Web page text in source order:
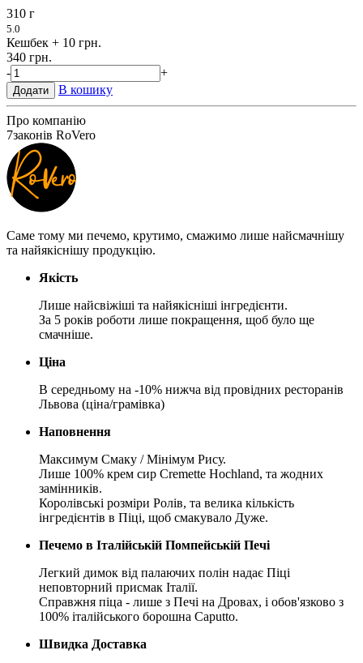
310 г
5.0
Кешбек + 10 грн.
340 грн.
-
+
Додати В кошику
Про компанію
7законів RoVero
Саме тому ми печемо, крутимо, смажимо лише найсмачнішу
та найякіснішу продукцію.
Якість
Лише найсвіжіші та найякісніші інгредієнти.
За 5 років роботи лише покращення, щоб було ще
смачніше.
Ціна
В середньому на -10% нижча від провідних ресторанів
Львова (ціна/грамівка)
Наповнення
Максимум Смаку / Мінімум Рису.
Лише 100% крем сир Cremette Hochland, та жодних
замінників.
Королівські розміри Ролів, та велика кількість
інгредієнтів в Піці, щоб смакувало Дуже.
Печемо в Італійській Помпейській Печі
Легкий димок від палаючих полін надає Піці
неповторний присмак Італії.
Справжня піца - лише з Печі на Дровах, і обов'язково з
100% італійського борошна Caputto.
Швидка Доставка